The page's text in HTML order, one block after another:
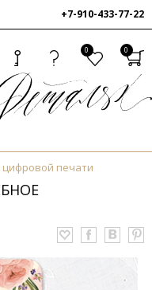
+7-910-433-77-22
0 0
печати